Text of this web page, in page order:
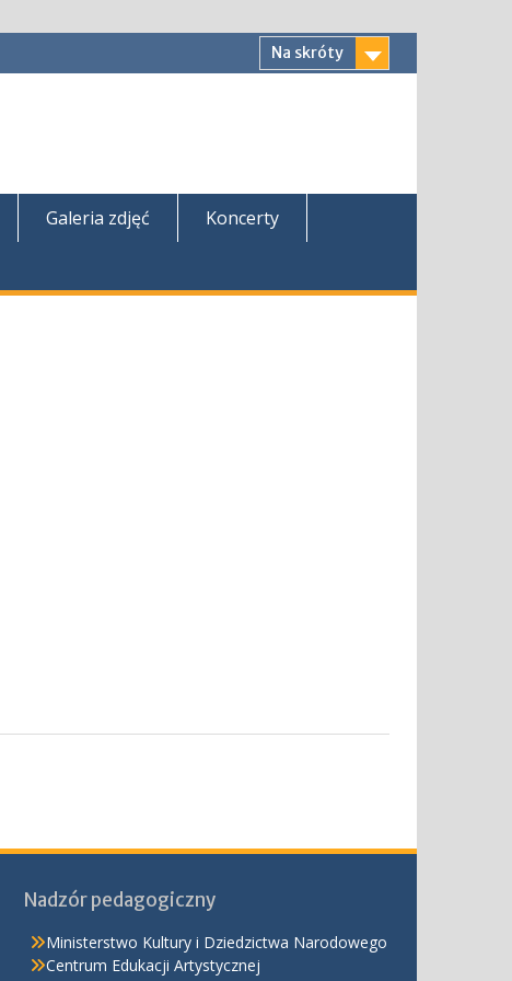
Na skróty
Galeria zdjęć
Koncerty
Nadzór pedagogiczny
Ministerstwo Kultury i Dziedzictwa Narodowego
Centrum Edukacji Artystycznej